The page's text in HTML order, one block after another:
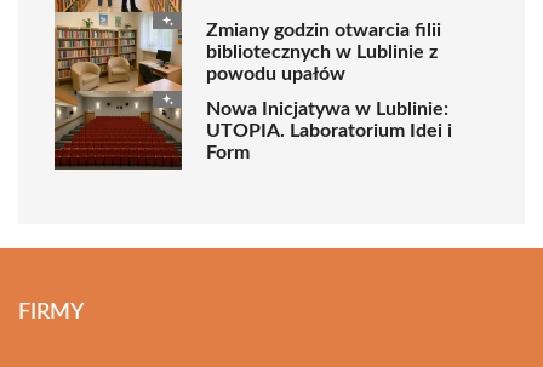
Zmiany godzin otwarcia filii
bibliotecznych w Lublinie z
powodu upałów
Nowa Inicjatywa w Lublinie:
UTOPIA. Laboratorium Idei i
Form
FIRMY